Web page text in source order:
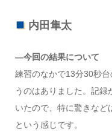
内田隼太
―今回の結果について
練習のなかで13分30秒
うのはありました。記録
いたので、特に驚きなど
という感じです。